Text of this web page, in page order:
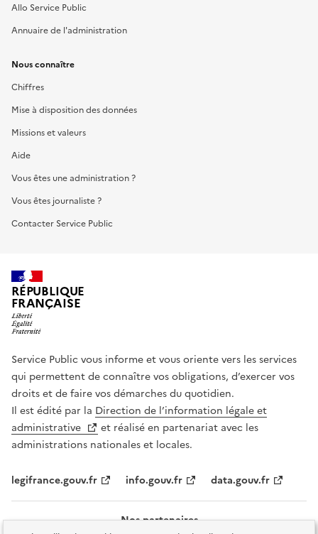
Allo Service Public
Annuaire de l'administration
Nous connaître
Chiffres
Mise à disposition des données
Missions et valeurs
Aide
Vous êtes une administration ?
Vous êtes journaliste ?
Contacter Service Public
RÉPUBLIQUE
FRANÇAISE
Service Public vous informe et vous oriente vers les services
qui permettent de connaître vos obligations, d’exercer vos
droits et de faire vos démarches du quotidien.
Il est édité par la Direction de l’information légale et
administrative
et réalisé en partenariat avec les
administrations nationales et locales.
legifrance.gouv.fr info.gouv.fr data.gouv.fr
Nos partenaires